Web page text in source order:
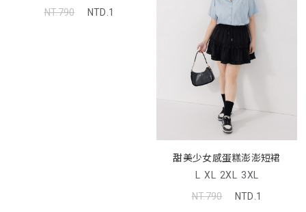
NT.790
NTD.1
甜美少女感蛋糕澎澎短裙
L XL 2XL 3XL
NT.790
NTD.1